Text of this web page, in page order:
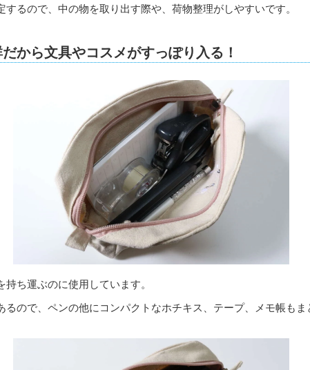
するので、中の物を取り出す際や、荷物整理がしやすいです。
から文具やコスメがすっぽり入る！
持ち運ぶのに使用しています。
るので、ペンの他にコンパクトなホチキス、テープ、メモ帳も